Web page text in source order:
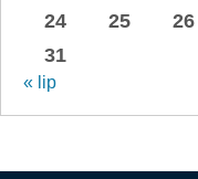
24
25 26
31
« lip